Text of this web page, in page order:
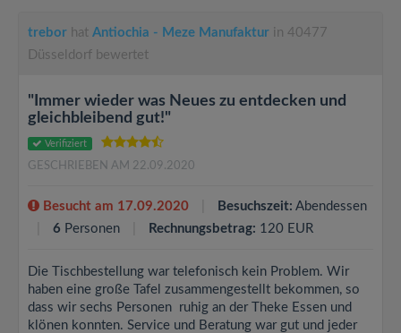
trebor hat Antiochia - Meze Manufaktur in 40477
Düsseldorf bewertet
"Immer wieder was Neues zu entdecken und
gleichbleibend gut!"
Verifiziert
GESCHRIEBEN AM 22.09.2020
Besucht am 17.09.2020 Besuchszeit: Abendessen
6 Personen Rechnungsbetrag: 120 EUR
Die Tischbestellung war telefonisch kein Problem. Wir
haben eine große Tafel zusammengestellt bekommen, so
dass wir sechs Personen ruhig an der Theke Essen und
klönen konnten. Service und Beratung war gut und jeder